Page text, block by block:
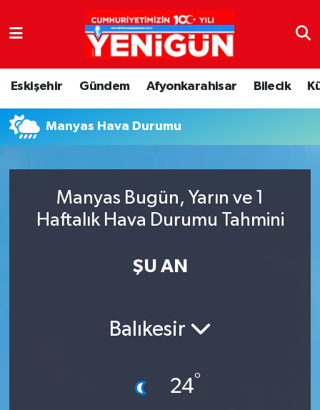
Eskişehir Gündem Afyonkarahisar Bilecik
Manyas Hava Durumu
Manyas Bugün, Yarın ve 1
Haftalık Hava Durumu Tahmini
ŞU AN
Balıkesir
24°
Nöbetçi Eczaneler
Hava Durumu
Trafik Durumu
Tüm Manşetler